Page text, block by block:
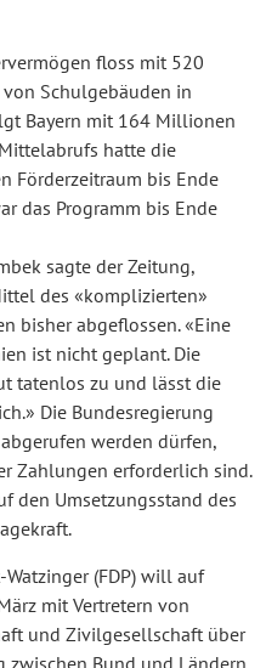
floss mit 520
Schulgebäuden in
Bayern mit 164 Millionen
hatte die
Förderzeitraum bis Ende
das Programm bis Ende
sagte der Zeitung,
des «komplizierten»
bisher abgeflossen. «Eine
ist nicht geplant. Die
tatenlos zu und lässt die
Die Bundesregierung
werden dürfen,
Zahlungen erforderlich sind.
den Umsetzungsstand des
(FDP) will auf
mit Vertretern von
und Zivilgesellschaft über
zwischen Bund und Ländern